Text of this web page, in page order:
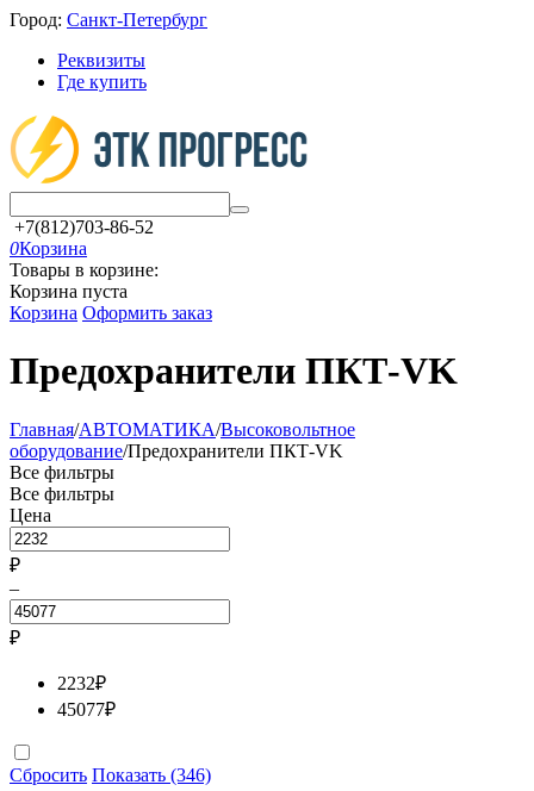
Город: Санкт-Петербург
Реквизиты
Где купить
+7(812)703-86-52
0Корзина
Товары в корзине:
Корзина пуста
Корзина Оформить заказ
Предохранители ПКТ-VK
Главная/АВТОМАТИКА/Высоковольтное
оборудование/Предохранители ПКТ-VK
Все фильтры
Все фильтры
Цена
₽
–
₽
2232₽
45077₽
Сбросить Показать (346)